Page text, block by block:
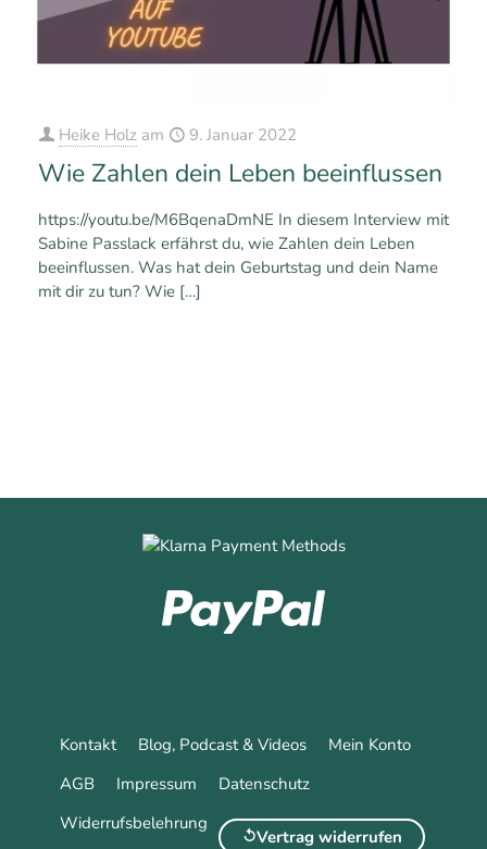
Heike Holz am 9. Januar 2022
Wie Zahlen dein Leben beeinflussen
https://youtu.be/M6BqenaDmNE In diesem Interview mit
Sabine Passlack erfährst du, wie Zahlen dein Leben
beeinflussen. Was hat dein Geburtstag und dein Name
mit dir zu tun? Wie […]
Kontakt Blog, Podcast & Videos
Mein Konto
AGB
Impressum
Datenschutz
Widerrufsbelehrung
Vertrag widerrufen